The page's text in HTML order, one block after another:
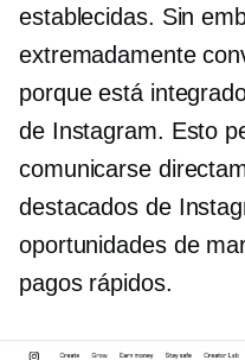
establecidas. Sin
extremadamente
porque está
de Instagram. Esto
comunicarse
destacados de
oportunidades de
pagos rápidos.